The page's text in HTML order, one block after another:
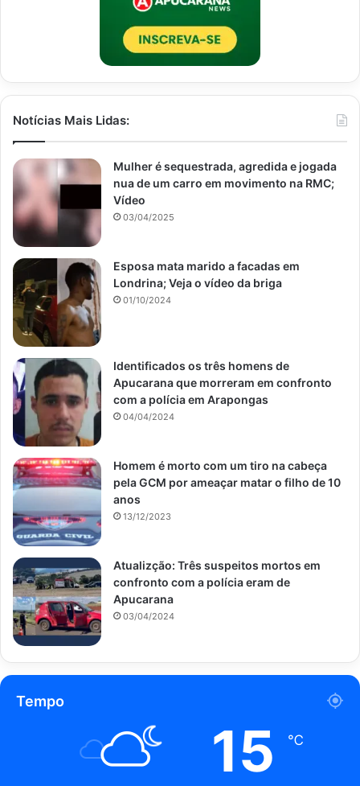
Notícias Mais Lidas:
Mulher é sequestrada, agredida e jogada
nua de um carro em movimento na RMC;
Vídeo
03/04/2025
Esposa mata marido a facadas em
Londrina; Veja o vídeo da briga
01/10/2024
Identificados os três homens de
Apucarana que morreram em confronto
com a polícia em Arapongas
04/04/2024
Homem é morto com um tiro na cabeça
pela GCM por ameaçar matar o filho de 10
anos
13/12/2023
Atualizção: Três suspeitos mortos em
confronto com a polícia eram de
Apucarana
03/04/2024
Tempo
15 ℃